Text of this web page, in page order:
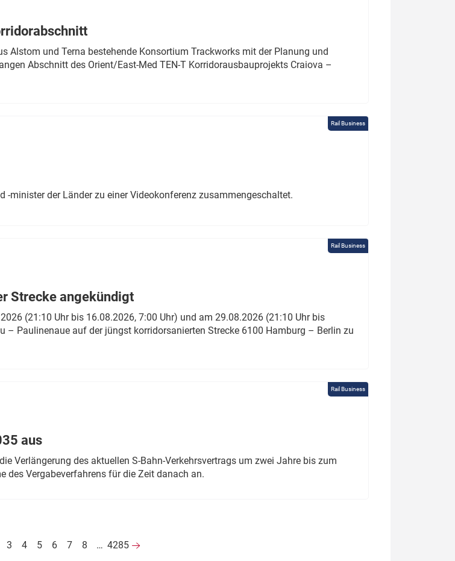
Alstom und Terna bestehende Konsortium Trackworks mit der Planung und
Abschnitt des Orient/East-Med TEN-T Korridorausbauprojekts Craiova –
Rail Business
minister der Länder zu einer Videokonferenz zusammengeschaltet.
Rail Business
Strecke angekündigt
(21:10 Uhr bis 16.08.2026, 7:00 Uhr) und am 29.08.2026 (21:10 Uhr bis
– Paulinenaue auf der jüngst korridorsanierten Strecke 6100 Hamburg – Berlin zu
Rail Business
aus
Verlängerung des aktuellen S-Bahn-Verkehrsvertrags um zwei Jahre bis zum
des Vergabeverfahrens für die Zeit danach an.
3 4 5 6 7 8 … 4285